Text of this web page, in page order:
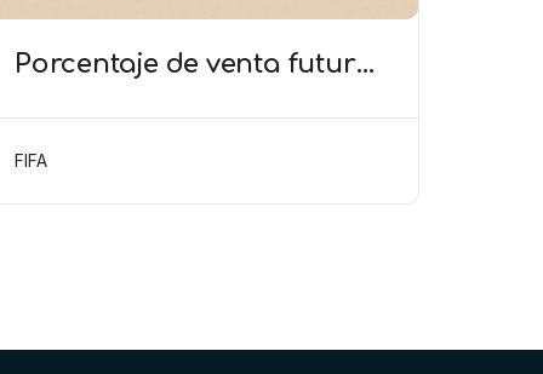
Porcentaje de venta futura
buena fe para no frustrar
la condición de la venta
FIFA